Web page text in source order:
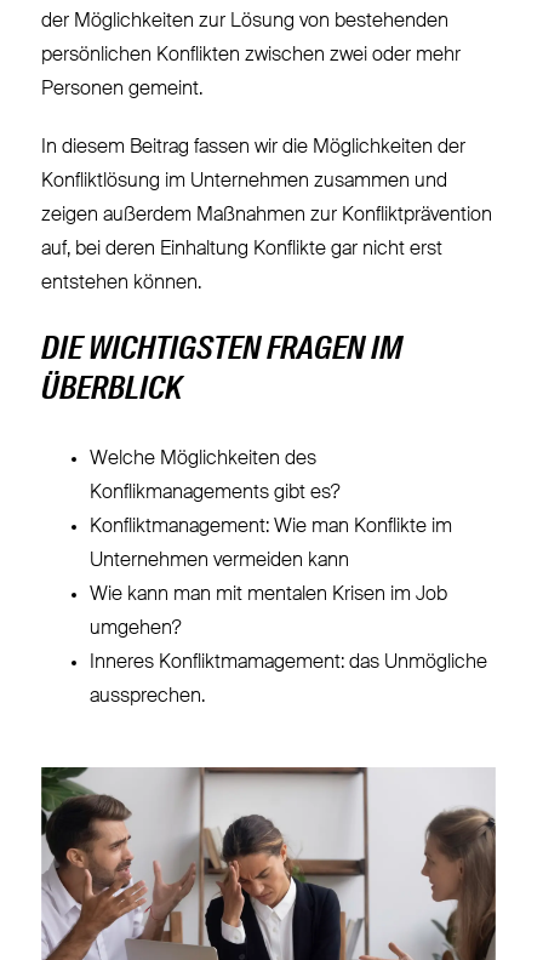
der Möglichkeiten zur Lösung von bestehenden
persönlichen Konflikten zwischen zwei oder mehr
Personen gemeint.
In diesem Beitrag fassen wir die Möglichkeiten der
Konfliktlösung im Unternehmen zusammen und
zeigen außerdem Maßnahmen zur Konfliktprävention
auf, bei deren Einhaltung Konflikte gar nicht erst
entstehen können.
DIE WICHTIGSTEN FRAGEN IM
ÜBERBLICK
Welche Möglichkeiten des
Konflikmanagements gibt es?
Konfliktmanagement: Wie man Konflikte im
Unternehmen vermeiden kann
Wie kann man mit mentalen Krisen im Job
umgehen?
Inneres Konfliktmamagement: das Unmögliche
aussprechen.